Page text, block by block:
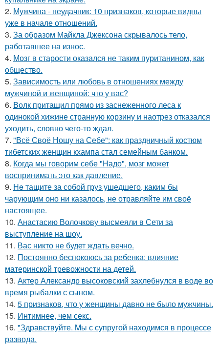
2. Мужчина - неудачник: 10 признаков, которые видны
уже в начале отношений.
3. За образом Майкла Джексона скрывалось тело,
работавшее на износ.
4. Мозг в старости оказался не таким пуританином, как
общество.
5. Зависимость или любовь в отношениях между
мужчиной и женщиной: что у вас?
6. Волк притащил прямо из заснеженного леса к
одинокой хижине странную корзину и наотрез отказался
уходить, словно чего-то ждал.
7. "Всё Своё Ношу на Себе": как праздничный костюм
тибетских женщин кхампа стал семейным банком.
8. Когда мы говорим себе "Надо", мозг может
воспринимать это как давление.
9. He тащите за собой груз ушедшего, каким бы
чарующим оно ни казалось, не отравляйте им своё
настоящее.
10. Анастасию Волочкову высмеяли в Сети за
выступление на шоу.
11. Вас никто не будет ждать вечно.
12. Постоянно беспокоюсь за ребенка: влияние
материнской тревожности на детей.
13. Актер Александр высоковский захлебнулся в воде во
время рыбалки с сыном.
14. 5 признаков, что у женщины давно не было мужчины.
15. Интимнее, чем секс.
16. "Здравствуйте. Mы с супругой находимся в процессе
развода.